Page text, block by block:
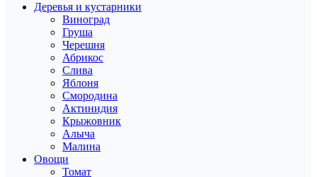
Деревья и кустарники
Виноград
Груша
Черешня
Абрикос
Слива
Яблоня
Смородина
Актинидия
Крыжовник
Алыча
Малина
Овощи
Томат